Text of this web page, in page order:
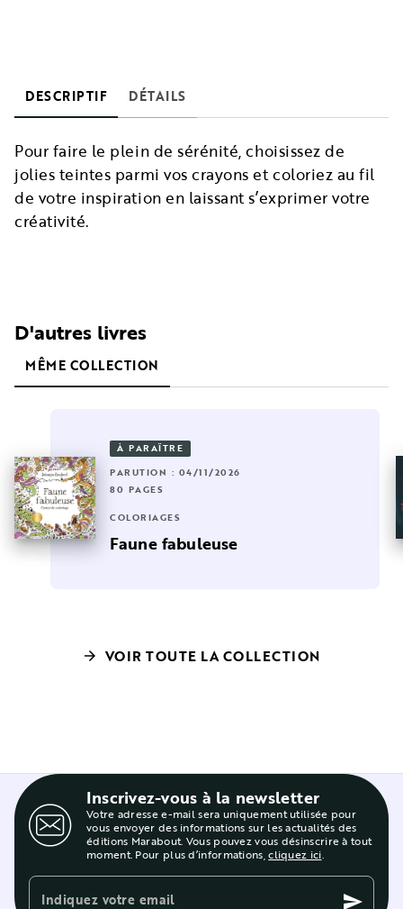
DESCRIPTIF DÉTAILS
Pour faire le plein de sérénité, choisissez de
jolies teintes parmi vos crayons et coloriez au fil
de votre inspiration en laissant s’exprimer votre
créativité.
D'autres livres
MÊME COLLECTION
À PARAÎTRE
PARUTION : 04/11/2026
80 PAGES
COLORIAGES
Faune fabuleuse
arrow_forward VOIR TOUTE LA COLLECTION
Inscrivez-vous à la newsletter
Votre adresse e-mail sera uniquement utilisée pour
vous envoyer des informations sur les actualités des
éditions Marabout. Vous pouvez vous désinscrire à tout
moment. Pour plus d’informations,cliquez ici.
Indiquez votre email send